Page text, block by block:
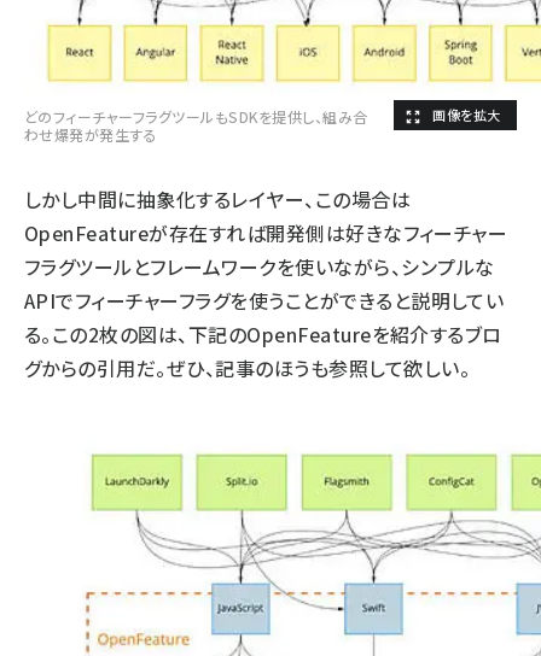
どのフィーチャーフラグツールもSDKを提供し、組み合
わせ爆発が発生する
しかし中間に抽象化するレイヤー、この場合は
OpenFeatureが存在すれば開発側は好きなフィーチャー
フラグツールとフレームワークを使いながら、シンプルな
APIでフィーチャーフラグを使うことができると説明してい
る。この2枚の図は、下記のOpenFeatureを紹介するブロ
グからの引用だ。ぜひ、記事のほうも参照して欲しい。